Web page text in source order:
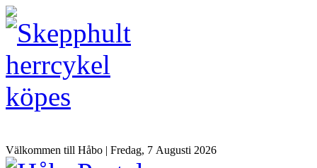
Välkommen till Håbo | Fredag, 7 Αugusti 2026